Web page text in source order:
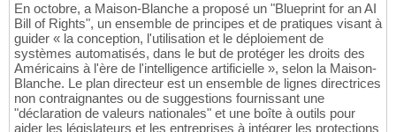
En octobre, a Maison-Blanche a proposé un "Blueprint for an AI
Bill of Rights", un ensemble de principes et de pratiques visant à
guider « la conception, l'utilisation et le déploiement de
systèmes automatisés, dans le but de protéger les droits des
Américains à l'ère de l'intelligence artificielle », selon la Maison-
Blanche. Le plan directeur est un ensemble de lignes directrices
non contraignantes ou de suggestions fournissant une
"déclaration de valeurs nationales" et une boîte à outils pour
aider les législateurs et les entreprises à intégrer les protections